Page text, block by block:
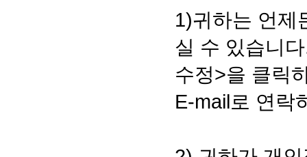
1)귀하는 언제
실 수 있습니
수정>을 클릭
E-mail로 연락